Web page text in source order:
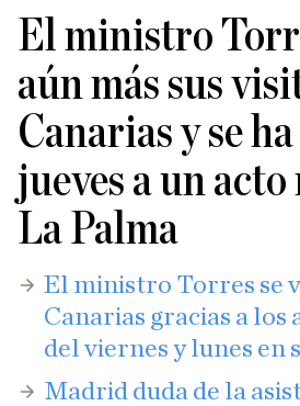
El ministro
aún más sus
Canarias y se
jueves a un acto
La Palma
El ministro Torres se
Canarias gracias a los
del viernes y lunes en
Madrid duda de la